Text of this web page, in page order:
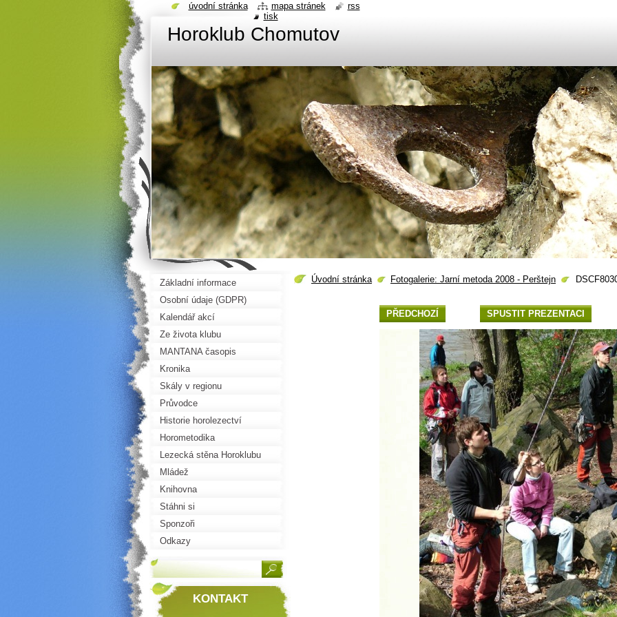
Horoklub Chomutov
Úvodní stránka Fotogalerie: Jarní metoda 2008 - Perštejn
PŘEDCHOZÍ SPUSTIT PREZENTACI
Základní informace
Osobní údaje (GDPR)
Kalendář akcí
Ze života klubu
MANTANA časopis
Kronika
Skály v regionu
Průvodce
Historie horolezectví
Horometodika
Lezecká stěna Horoklubu
Mládež
Knihovna
Stáhni si
Sponzoři
Odkazy
KONTAKT
úvodní stránka mapa stránek
rss
tisk